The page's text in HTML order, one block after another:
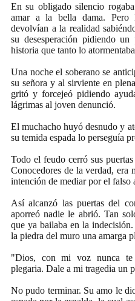
En su obligado silencio
amar a la bella dama. Pero
devolvían a la realidad
su desesperación pidiendo
historia que tanto lo
Una noche el soberano se
su señora y al sirviente en
gritó y forcejeó pidiendo
lágrimas al joven denunció.
El muchacho huyó desnudo y
su temida espada lo perseguía
Todo el feudo cerró sus
Conocedores de la verdad, era
intención de mediar por el falso
Así alcanzó las puertas del
aporreó nadie le abrió. Tan
que ya bailaba en la
la piedra del muro una amarga
"Dios, con mi voz nunca te
plegaria. Dale a mi tragedia un
No pudo terminar. Su amo le